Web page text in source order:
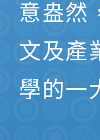
意盎然
文及產
學的一